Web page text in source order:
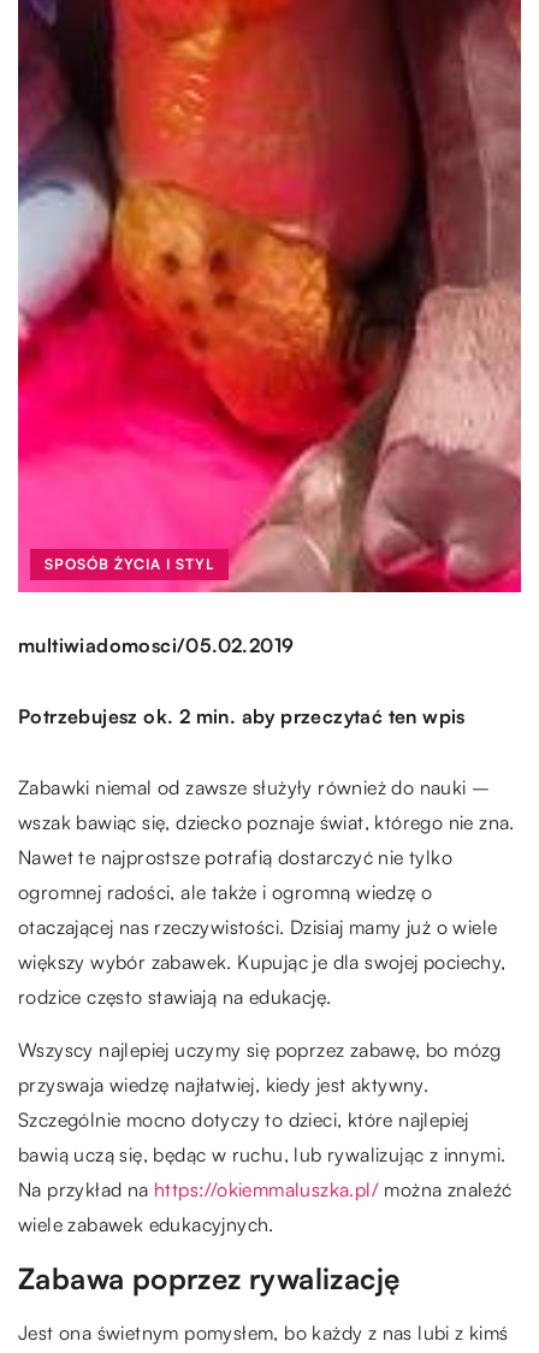
SPOSÓB ŻYCIA I STYL
multiwiadomosci/05.02.2019
Potrzebujesz ok. 2 min. aby przeczytać ten wpis
Zabawki niemal od zawsze służyły również do nauki –
wszak bawiąc się, dziecko poznaje świat, którego nie zna.
Nawet te najprostsze potrafią dostarczyć nie tylko
ogromnej radości, ale także i ogromną wiedzę o
otaczającej nas rzeczywistości. Dzisiaj mamy już o wiele
większy wybór zabawek. Kupując je dla swojej pociechy,
rodzice często stawiają na edukację.
Wszyscy najlepiej uczymy się poprzez zabawę, bo mózg
przyswaja wiedzę najłatwiej, kiedy jest aktywny.
Szczególnie mocno dotyczy to dzieci, które najlepiej
bawią uczą się, będąc w ruchu, lub rywalizując z innymi.
Na przykład na https://okiemmaluszka.pl/ można znaleźć
wiele zabawek edukacyjnych.
Zabawa poprzez rywalizację
Jest ona świetnym pomysłem, bo każdy z nas lubi z kimś